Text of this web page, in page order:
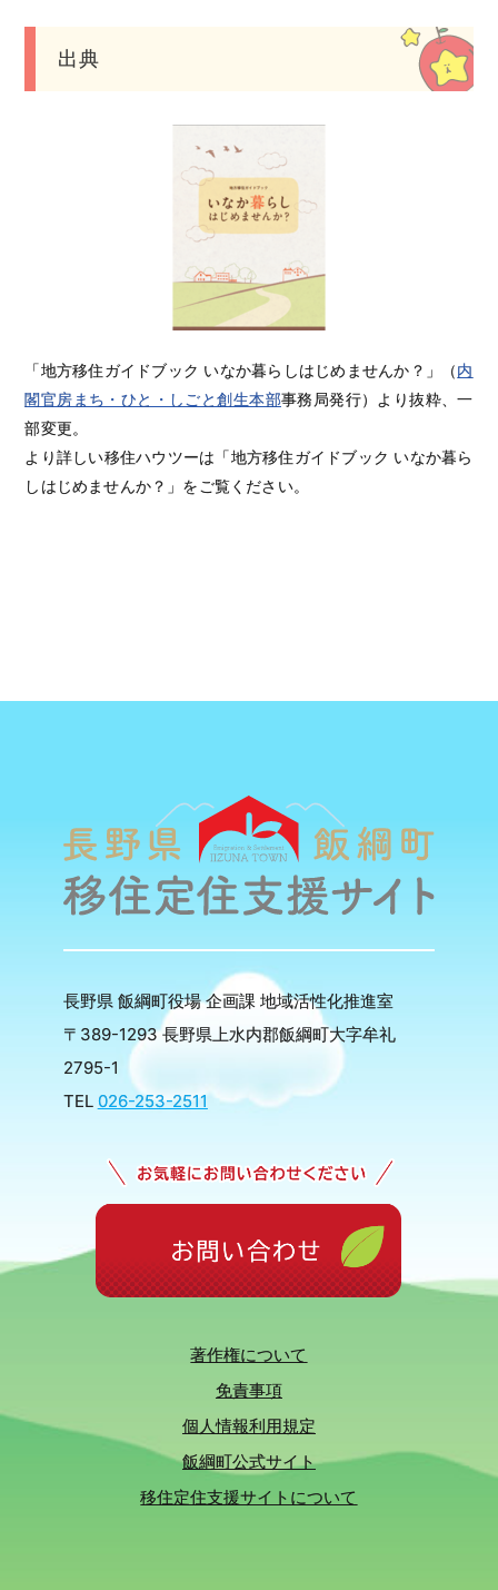
出典
「地方移住ガイドブック いなか暮らしはじめませんか？」（内
閣官房まち・ひと・しごと創生本部事務局発行）より抜粋、一
部変更。
より詳しい移住ハウツーは「地方移住ガイドブック いなか暮ら
しはじめませんか？」をご覧ください。
長野県 飯綱町役場 企画課 地域活性化推進室
〒389-1293 長野県上水内郡飯綱町大字牟礼
2795-1
TEL 026-253-2511
著作権について
免責事項
個人情報利用規定
飯綱町公式サイト
移住定住支援サイトについて